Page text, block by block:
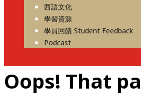
西語文化
學習資源
學員回饋 Student Feedback
Podcast
Oops! That